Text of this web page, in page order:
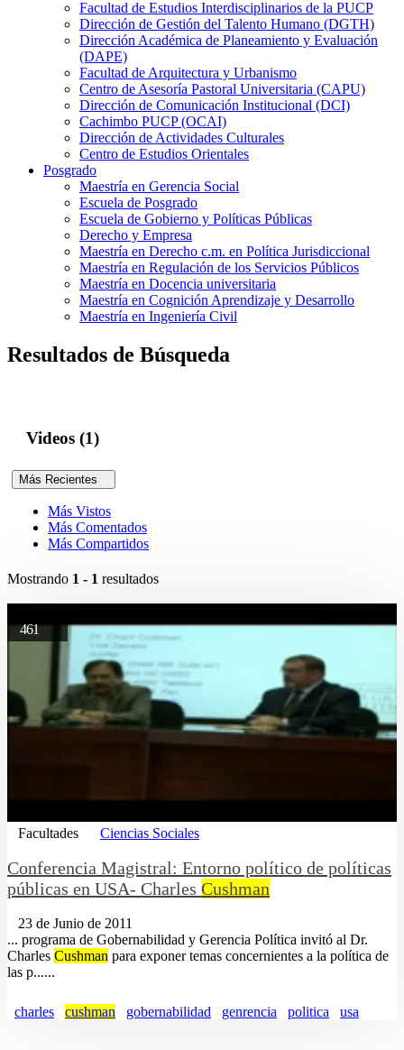
Facultad de Estudios Interdisciplinarios de la PUCP
Dirección de Gestión del Talento Humano (DGTH)
Dirección Académica de Planeamiento y Evaluación
(DAPE)
Facultad de Arquitectura y Urbanismo
Centro de Asesoría Pastoral Universitaria (CAPU)
Dirección de Comunicación Institucional (DCI)
Cachimbo PUCP (OCAI)
Dirección de Actividades Culturales
Centro de Estudios Orientales
Posgrado
Maestría en Gerencia Social
Escuela de Posgrado
Escuela de Gobierno y Políticas Públicas
Derecho y Empresa
Maestría en Derecho c.m. en Política Jurisdiccional
Maestría en Regulación de los Servicios Públicos
Maestría en Docencia universitaria
Maestría en Cognición Aprendizaje y Desarrollo
Maestría en Ingeniería Civil
Resultados de Búsqueda
Videos (1)
Más Recientes
Más Vistos
Más Comentados
Más Compartidos
Mostrando 1 - 1 resultados
461
Facultades Ciencias Sociales
Conferencia Magistral: Entorno político de políticas
públicas en USA- Charles Cushman
23 de Junio de 2011
... programa de Gobernabilidad y Gerencia Política invitó al Dr.
Charles Cushman para exponer temas concernientes a la política de
las p......
charles cushman gobernabilidad genrencia politica usa